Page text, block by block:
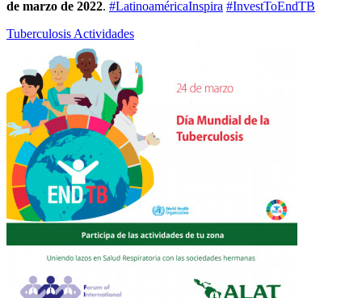
de marzo de 2022. #LatinoaméricaInspira #InvestToEndTB
Tuberculosis Actividades